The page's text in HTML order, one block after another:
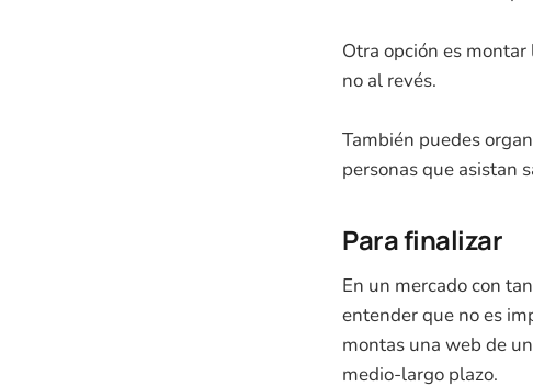
Otra opción es
no al revés.
También puedes
personas que asistan
Para finalizar
En un mercado con
entender que no es
montas una web de
medio-largo plazo.